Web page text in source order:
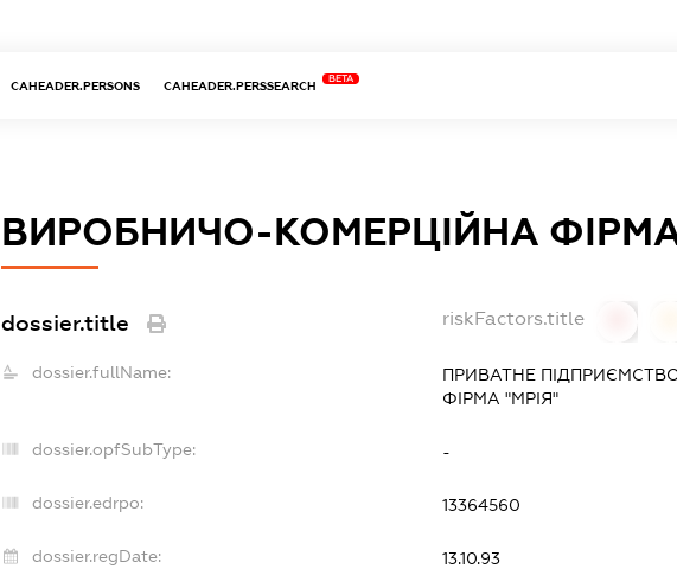
CAHEADER.PERSONS CAHEADER.PERSSEARCH
BETA
ВИРОБНИЧО-КОМЕРЦІЙНА ФІРМА
dossier.title riskFactors.title
dossier.fullName:
ПРИВАТНЕ
ФІРМА "МРІЯ"
dossier.opfSubType: -
dossier.edrpo: 13364560
dossier.regDate: 13.10.93